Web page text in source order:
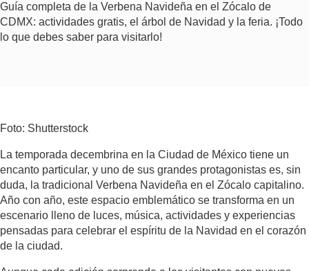
Quinta Real Huatulco
Quinta Real Oaxaca
Puebla
Guía completa de la Verbena Navideña en el Zócalo de
CDMX: actividades gratis, el árbol de Navidad y la feria. ¡Todo
lo que debes saber para visitarlo!
Foto: Shutterstock
La temporada decembrina en la Ciudad de México tiene un
encanto particular, y uno de sus grandes protagonistas es, sin
duda, la tradicional Verbena Navideña en el Zócalo capitalino.
Año con año, este espacio emblemático se transforma en un
escenario lleno de luces, música, actividades y experiencias
pensadas para celebrar el espíritu de la Navidad en el corazón
de la ciudad.